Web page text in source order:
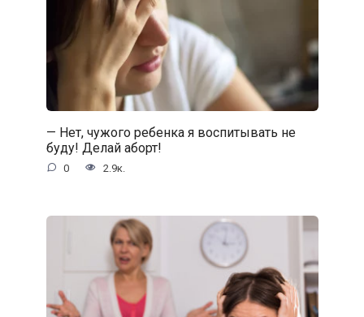
— Нет, чужого ребенка я воспитывать не
буду! Делай аборт!
0 2.9к.